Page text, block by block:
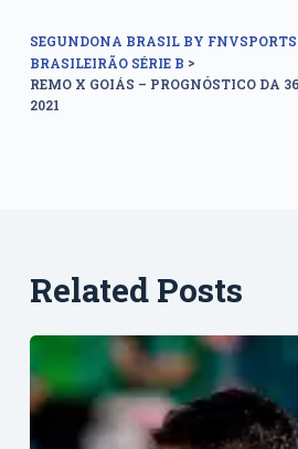
SEGUNDONA BRASIL BY FNVSPORTS
BRASILEIRÃO SÉRIE B >
REMO X GOIÁS – PROGNÓSTICO DA
2021
Related Posts